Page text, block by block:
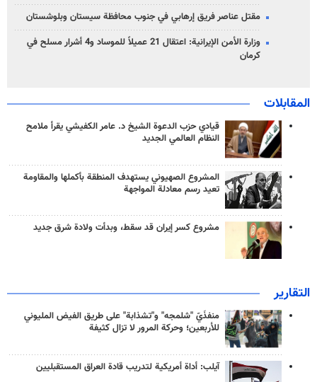
مقتل عناصر فريق إرهابي في جنوب محافظة سيستان وبلوشستان
وزارة الأمن الإيرانية: اعتقال 21 عميلاً للموساد و4 أشرار مسلح في
كرمان
المقابلات
قيادي حزب الدعوة الشيخ د. عامر الكفيشي يقرأ ملامح
النظام العالمي الجديد
المشروع الصهيوني يستهدف المنطقة بأكملها والمقاومة
تعيد رسم معادلة المواجهة
مشروع كسر إيران قد سقط، وبدأت ولادة شرق جديد
التقارير
منفذَيّ "شلمجه" و"تشذابة" على طريق الفيض المليوني
للأربعين؛ وحركة المرور لا تزال كثيفة
آيلب: أداة أمريكية لتدريب قادة العراق المستقبليين